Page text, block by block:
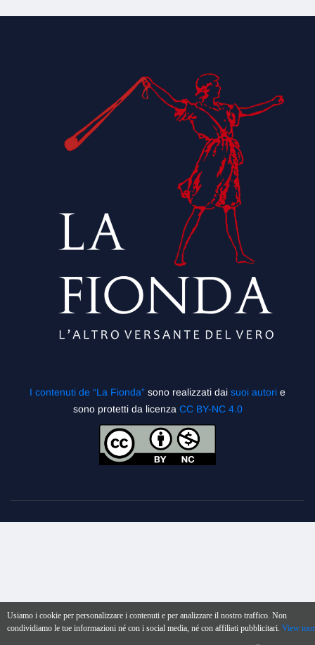
I contenuti de “La Fionda” sono realizzati dai suoi autori e
sono protetti da licenza CC BY-NC 4.0
Usiamo i cookie per personalizzare i contenuti e per analizzare il nostro traffico. Non
condividiamo le tue informazioni né con i social media, né con affiliati pubblicitari. View